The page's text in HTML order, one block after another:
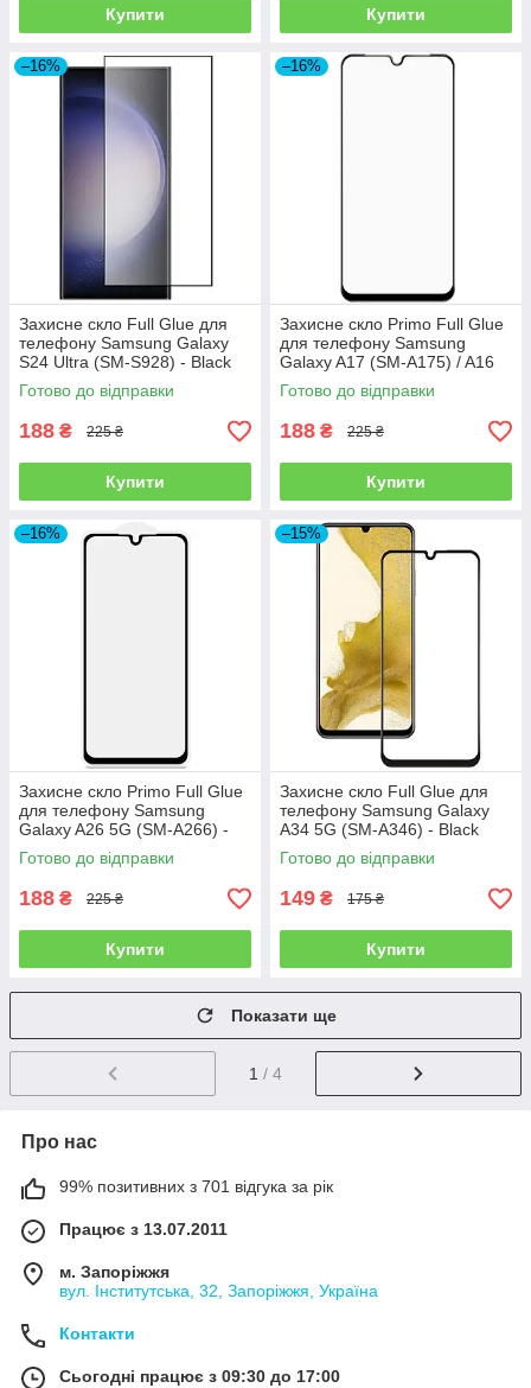
Купити Купити
–16%
Захисне скло Full Glue для
телефону Samsung Galaxy
S24 Ultra (SM-S928) - Black
Готово до відправки
188 ₴ 225 ₴
Купити
–16%
Захисне скло Primo Full Glue
для телефону Samsung
Galaxy A17 (SM-A175) / A16
(SM-A165) - Black
Готово до відправки
188 ₴ 225 ₴
Купити
–16%
Захисне скло Primo Full Glue
для телефону Samsung
Galaxy A26 5G (SM-A266) -
Black
Готово до відправки
188 ₴ 225 ₴
Купити
–15%
Захисне скло Full Glue для
телефону Samsung Galaxy
A34 5G (SM-A346) - Black
Готово до відправки
149 ₴ 175 ₴
Купити
Показати ще
1 / 4
Про нас
99% позитивних з 701 відгука за рік
Працює з 13.07.2011
м. Запоріжжя
вул. Інститутська, 32, Запоріжжя, Україна
Контакти
Сьогодні працює з 09:30 до 17:00